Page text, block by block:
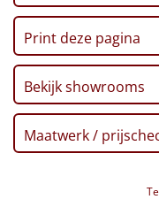
Tas
Wake up light
Borrelplank
Warmtekussen
Print deze pagina
Bekijk showrooms
Maatwerk /